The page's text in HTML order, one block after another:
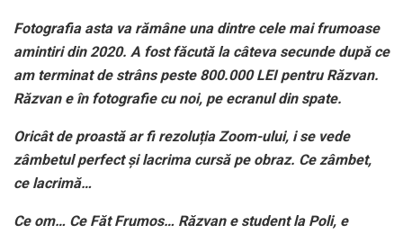
Fotografia asta va rămâne una dintre cele mai frumoase
amintiri din 2020. A fost făcută la câteva secunde după ce
am terminat de strâns peste 800.000 LEI pentru Răzvan.
Răzvan e în fotografie cu noi, pe ecranul din spate.
Oricât de proastă ar fi rezoluția Zoom-ului, i se vede
zâmbetul perfect și lacrima cursă pe obraz. Ce zâmbet,
ce lacrimă…
Ce om… Ce Făt Frumos… Răzvan e student la Poli, e